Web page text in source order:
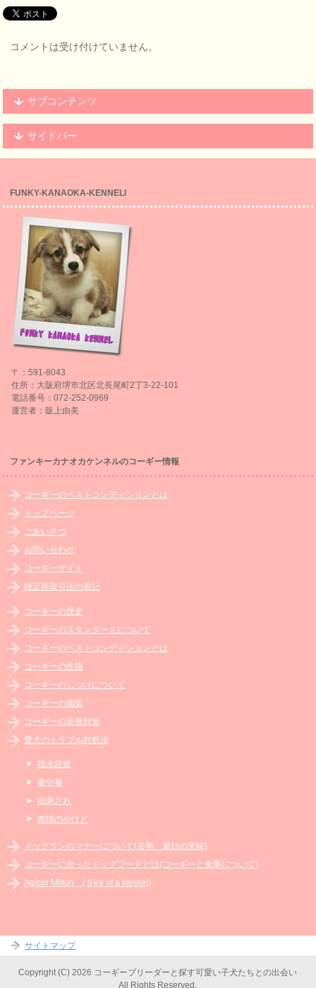
コメントは受け付けていません。
サブコンテンツ
サイドバー
FUNKY-KANAOKA-KENNELl
〒：591-8043
住所：大阪府堺市北区北長尾町2丁3-22-101
電話番号：072-252-0969
運営者：阪上由美
ファンキーカナオカケンネルのコーギー情報
コーギーのベストコンディションとは
トップページ
ごあいさつ
お問い合わせ
コーギーサイト
特定商取引法の表記
コーギーの歴史
コーギーのスタンダードについて
コーギーのベストコンディションとは
コーギーの性格
コーギーのしつけについて
コーギーの病気
コーギーの老後対策
愛犬のトラブル対処法
脱水症状
食中毒
虫刺され
肉球のやけど
ドッグランのマナーについて(去勢、避妊の意味)
コーギーに合ったドッグフードとは(コーギーと食事について)
Agicor Milton (Ｓire of a kennel)
サイトマップ
Copyright (C) 2026 コーギーブリーダーと探す可愛い子犬たちとの出会い
All Rights Reserved.